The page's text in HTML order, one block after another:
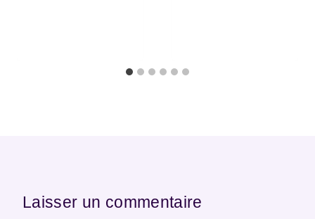
Laisser un commentaire